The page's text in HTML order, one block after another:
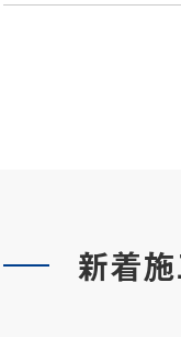
新着施